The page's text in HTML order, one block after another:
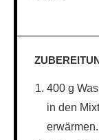
400 g
in den
erwärmen.